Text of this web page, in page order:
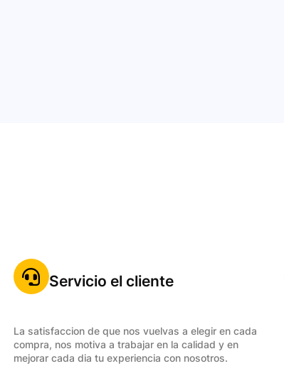
Servicio el cliente
La satisfaccion de que nos vuelvas a elegir en cada
compra, nos motiva a trabajar en la calidad y en
mejorar cada dia tu experiencia con nosotros.